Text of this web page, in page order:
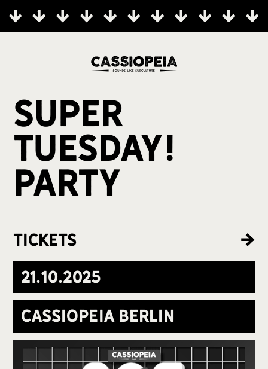
Super
Tuesday!
Party
Tickets
21.10.2025
Cassiopeia Berlin